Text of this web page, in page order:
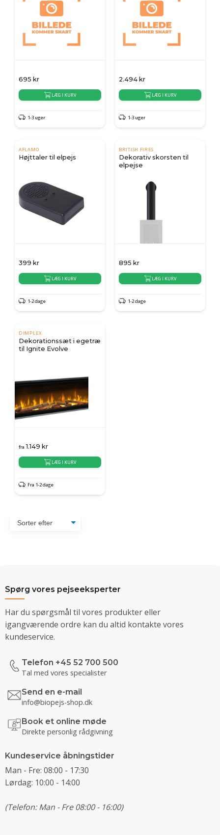
695 kr
LÆG I KURV
1-3 uger
2.494 kr
LÆG I KURV
1-3 uger
AFLAMO
Højttaler til elpejs
399 kr
LÆG I KURV
1-2 dage
BRITISH FIRES
Dekorativ skorsten til
elpejse
895 kr
LÆG I KURV
1-2 dage
DIMPLEX
Dekorationssæt i egetræ
til Ignite Evolve
fra 1.149 kr
LÆG I KURV
Fra 1-2 dage
Spørg vores pejseeksperter
Har du spørgsmål til vores produkter eller
igangværende ordre kan du altid kontakte vores
kundeservice.
Telefon +45 52 700 500
Tal med vores specialister
Send en e-mail
info@biopejs-shop.dk
Book et online møde
Direkte personlig rådgivning
Kundeservice åbningstider
Man - Fre: 08:00 - 17:30
Lørdag: 10:00 - 14:00
(Telefon: Man - Fre 08:00 - 16:00)